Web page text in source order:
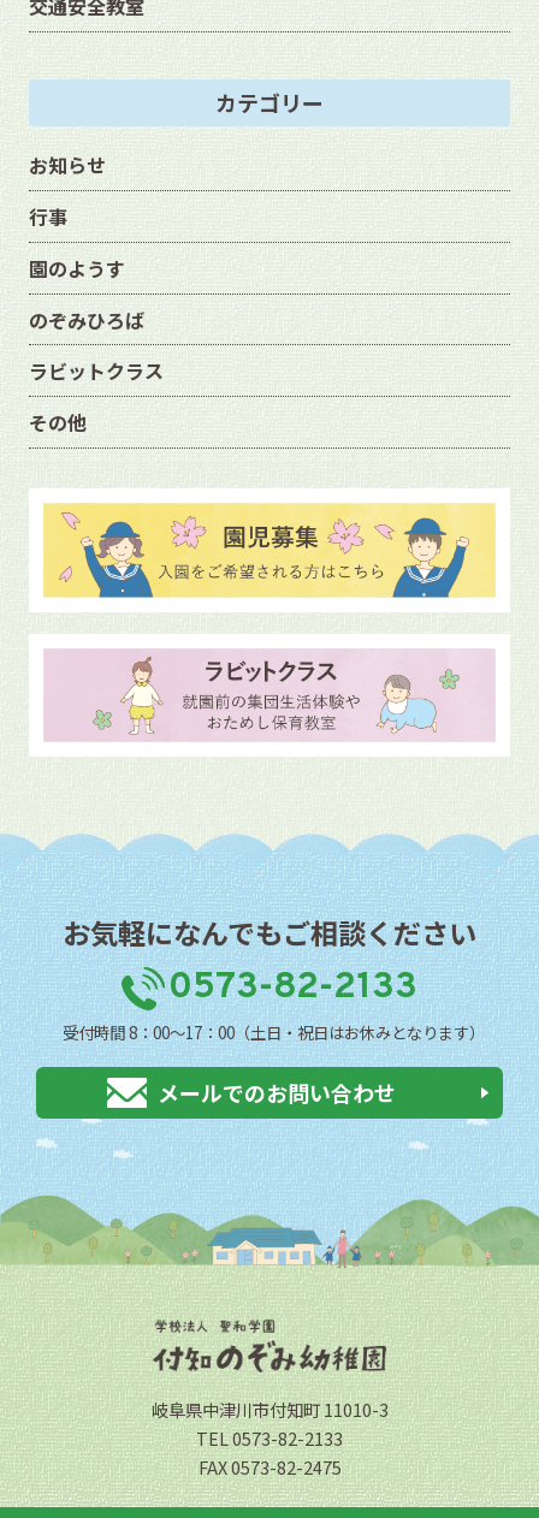
交通安全教室
カテゴリー
お知らせ
行事
園のようす
のぞみひろば
ラビットクラス
その他
お気軽になんでもご相談ください
0573-82-2133
受付時間 8：00〜17：00（土日・祝日はお休みとなります）
メールでのお問い合わせ
岐阜県中津川市付知町 11010-3
TEL 0573-82-2133
FAX 0573-82-2475